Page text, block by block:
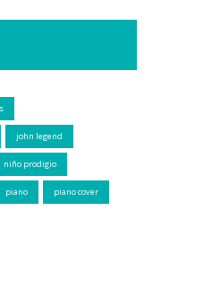
john legend
niño prodigio
piano piano cover